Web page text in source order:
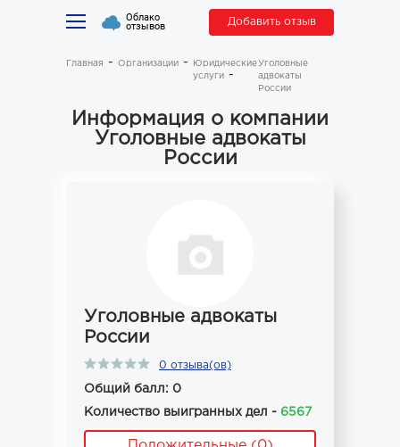
Облако
отзывов Добавить отзыв
Главная Организации
Юридические
услуги
Уголовные
адвокаты
России
Информация о компании
Уголовные адвокаты
России
Уголовные адвокаты
России
0 отзыва(ов)
Общий балл: 0
Количество выигранных дел - 6567